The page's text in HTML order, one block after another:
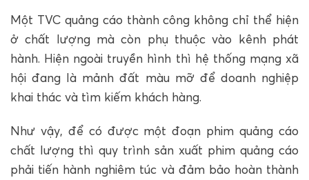
Một TVC quảng cáo thành công không chỉ thể hiện
ở chất lượng mà còn phụ thuộc vào kênh phát
hành. Hiện ngoài truyền hình thì hệ thống mạng xã
hội đang là mảnh đất màu mỡ để doanh nghiệp
khai thác và tìm kiếm khách hàng.
Như vậy, để có được một đoạn phim quảng cáo
chất lượng thì quy trình sản xuất phim quảng cáo
phải tiến hành nghiêm túc và đảm bảo hoàn thành